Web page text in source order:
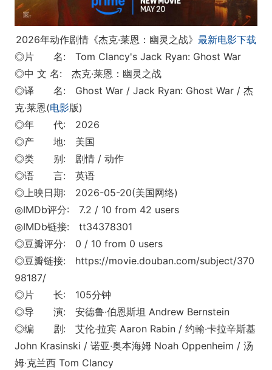
2026年动作剧情《杰克·莱恩：幽灵之战》 最新电影下载
◎片 名: Tom Clancy's Jack Ryan: Ghost War
◎中 文 名: 杰克·莱恩：幽灵之战
◎译 名: Ghost War / Jack Ryan: Ghost War / 杰
克·莱恩(电影版)
◎年 代: 2026
◎产 地: 美国
◎类 别: 剧情 / 动作
◎语 言: 英语
◎上映日期: 2026-05-20(美国网络)
◎IMDb评分: 7.2 / 10 from 42 users
◎IMDb链接: tt34378301
◎豆瓣评分: 0 / 10 from 0 users
◎豆瓣链接: https://movie.douban.com/subject/370
98187/
◎片 长: 105分钟
◎导 演: 安德鲁·伯恩斯坦 Andrew Bernstein
◎编 剧: 艾伦·拉宾 Aaron Rabin / 约翰·卡拉辛斯基
John Krasinski / 诺亚·奥本海姆 Noah Oppenheim / 汤
姆·克兰西 Tom Clancy